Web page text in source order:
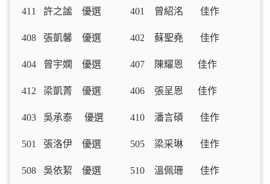
411 許之謐 優選 401 曾紹洺 佳作
408 張凱馨 優選 402 蘇聖堯 佳作
404 曾宇嫻 優選 407 陳耀恩 佳作
412 梁凱菁 優選 406 張呈恩 佳作
403 吳承泰 優選 410 潘言碩 佳作
501 張洛伊 優選 505 梁采琳 佳作
508 吳依絜 優選 510 溫佩珊 佳作